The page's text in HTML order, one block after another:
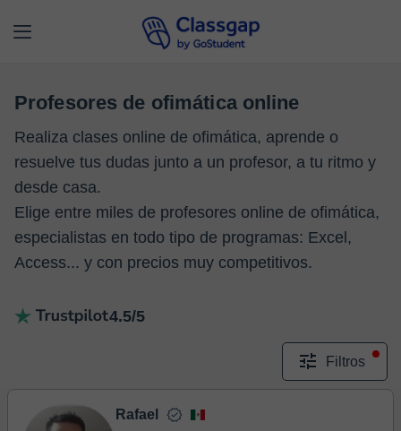
Profesores de ofimática online
Realiza clases online de ofimática, aprende o
resuelve tus dudas junto a un profesor, a tu ritmo y
desde casa.
Elige entre miles de profesores online de ofimática,
especialistas en todo tipo de programas: Excel,
Access... y con precios muy competitivos.
4.5/5
Filtros
Rafael